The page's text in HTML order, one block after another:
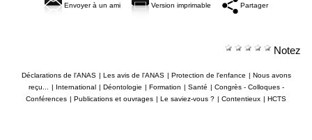
Envoyer à un ami Version imprimable Partager
Notez
Déclarations de l'ANAS | Les avis de l'ANAS | Protection de l'enfance | Nous avons
reçu...
| International | Déontologie | Formation | Santé | Congrès - Colloques -
Conférences | Publications et ouvrages | Le saviez-vous ? | Contentieux | HCTS